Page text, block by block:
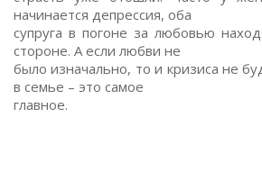
начинается депрессия, оба
супруга в погоне за любовью
стороне. А если любви не
было изначально, то и кризиса не
в семье – это самое
главное.